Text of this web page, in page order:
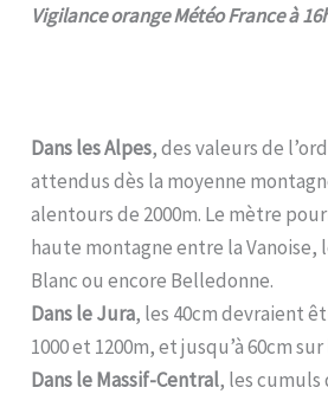
Vigilance orange Météo France à
Dans les Alpes, des valeurs de
attendus dès la moyenne
alentours de 2000m. Le mètre
haute montagne entre la Vanoise,
Blanc ou encore Belledonne.
Dans le Jura, les 40cm devraient
1000 et 1200m, et jusqu’à 60cm
Dans le Massif-Central, les